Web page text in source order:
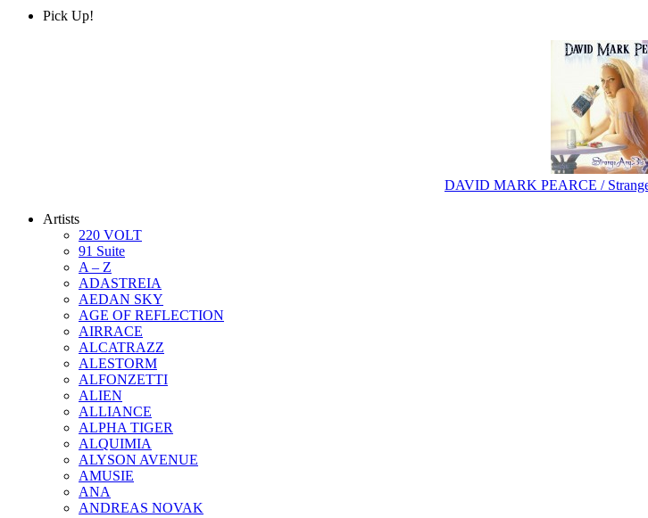
Pick Up!
DAVID MARK PEARCE /
Artists
220 VOLT
91 Suite
A – Z
ADASTREIA
AEDAN SKY
AGE OF REFLECTION
AIRRACE
ALCATRAZZ
ALESTORM
ALFONZETTI
ALIEN
ALLIANCE
ALPHA TIGER
ALQUIMIA
ALYSON AVENUE
AMUSIE
ANA
ANDREAS NOVAK